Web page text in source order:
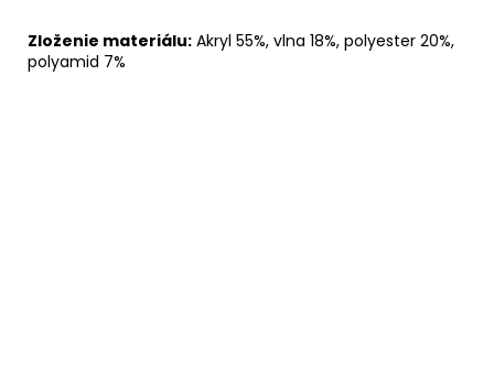
Zloženie materiálu: Akryl 55%, vlna 18%, polyester 20%,
polyamid 7%